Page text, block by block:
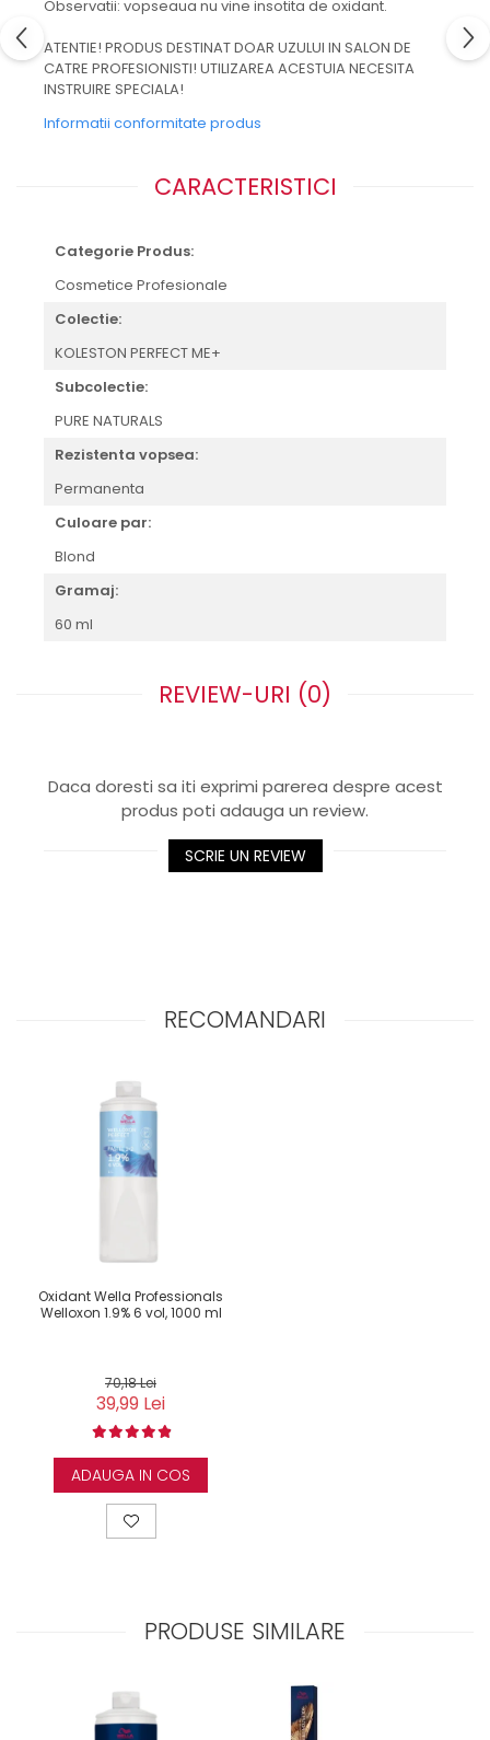
Observatii: vopseaua nu vine insotita de oxidant.
ATENTIE! PRODUS DESTINAT DOAR UZULUI IN SALON DE
CATRE PROFESIONISTI! UTILIZAREA ACESTUIA NECESITA
INSTRUIRE SPECIALA!
Informatii conformitate produs
CARACTERISTICI
Categorie Produs:
Cosmetice Profesionale
Colectie:
KOLESTON PERFECT ME+
Subcolectie:
PURE NATURALS
Rezistenta vopsea:
Permanenta
Culoare par:
Blond
Gramaj:
60 ml
REVIEW-URI (0)
Daca doresti sa iti exprimi parerea despre acest
produs poti adauga un review.
SCRIE UN REVIEW
RECOMANDARI
Oxidant Wella Professionals
Welloxon 1.9% 6 vol, 1000 ml
70,18 Lei
39,99 Lei
ADAUGA IN COS
PRODUSE SIMILARE